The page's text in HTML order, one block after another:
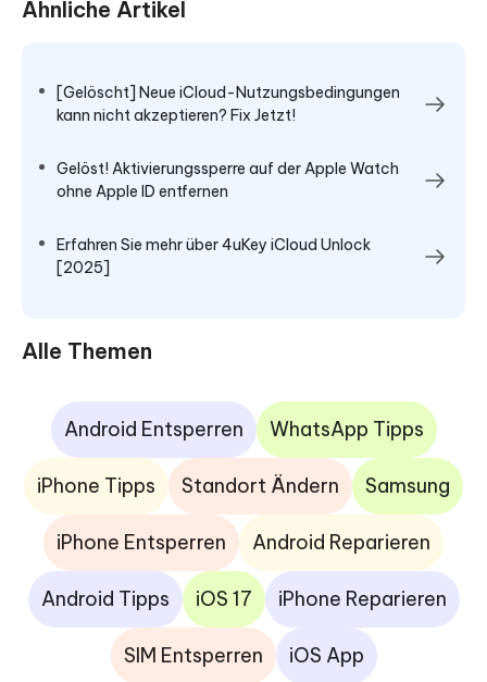
Ähnliche Artikel
[Gelöscht] Neue iCloud-Nutzungsbedingungen
kann nicht akzeptieren? Fix Jetzt!
Gelöst! Aktivierungssperre auf der Apple Watch
ohne Apple ID entfernen
Erfahren Sie mehr über 4uKey iCloud Unlock
[2025]
Alle Themen
Android Entsperren WhatsApp Tipps
iPhone Tipps Standort Ändern Samsung
iPhone Entsperren Android Reparieren
Android Tipps iOS 17 iPhone Reparieren
SIM Entsperren iOS App